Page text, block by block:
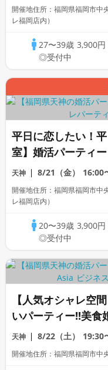
開催地住所：福岡県福岡市
レ福岡店内）
27〜39歳 3,900円
◎受付中
平日に恋したい！
室】婚活パーティ
天神 8/21（金） 16:00
開催地住所：福岡県福岡市
レ福岡店内）
20〜39歳 3,900円
◎受付中
【人気オシャレ空
いパーティー!!美食
天神 8/22（土） 19:30
開催地住所：福岡県福岡市中